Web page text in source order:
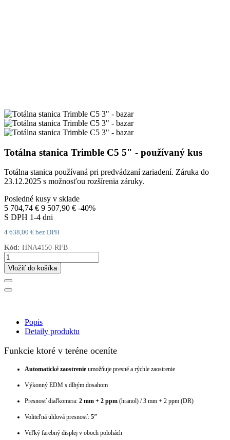
Totálna stanica Trimble C5 5" - používaný kus
Totálna stanica používaná pri predvádzaní zariadení. Záruka do
23.12.2025 s možnosťou rozšírenia záruky.
Posledné kusy v sklade
5 704,74 € 9 507,90 € -40%
S DPH 1-4 dni
4 638,00 € bez DPH
Kód: HNA4150-RFB
Vložiť do košíka
Popis
Detaily produktu
Funkcie ktoré v teréne oceníte
Automatické zaostrenie umožňuje presné a rýchle zaostrenie
Výkonný EDM s dlhým dosahom
Presnosť diaľkomera: 2 mm + 2 ppm (hranol) / 3 mm + 2 ppm (DR)
Voliteľná uhlová presnosť: 5″
Veľký farebný displej v oboch polohách